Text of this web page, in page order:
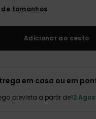
tamanhos
Adicionar ao cesto
em casa ou em
prevista a partir de12